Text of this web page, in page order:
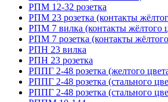
РПМ 12-32 розетка
РПМ 23 розетка (контакты
РПМ 7 вилка (контакты жёлтого
РПМ 7 розетка (контакты
РПН 23 вилка
РПН 23 розетка
РППГ 2-48 розетка (желтого
РППГ 2-48 розетка (стального
РППГ 2-48 розетка (стального